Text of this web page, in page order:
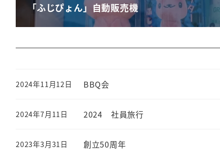
「ふじぴょん」自動販売機
BBQ会
2024年11月12日
2024 社員旅行
2024年7月11日
創立50周年
2023年3月31日